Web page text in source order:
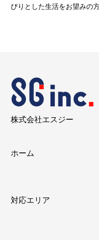
びりとした生活をお望みの
株式会社エスジー
ホーム
対応エリア